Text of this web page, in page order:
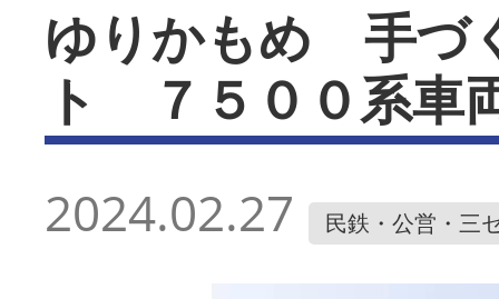
ゆりかもめ 手づ
ト ７５００系車
2024.02.27 民鉄・公営・三